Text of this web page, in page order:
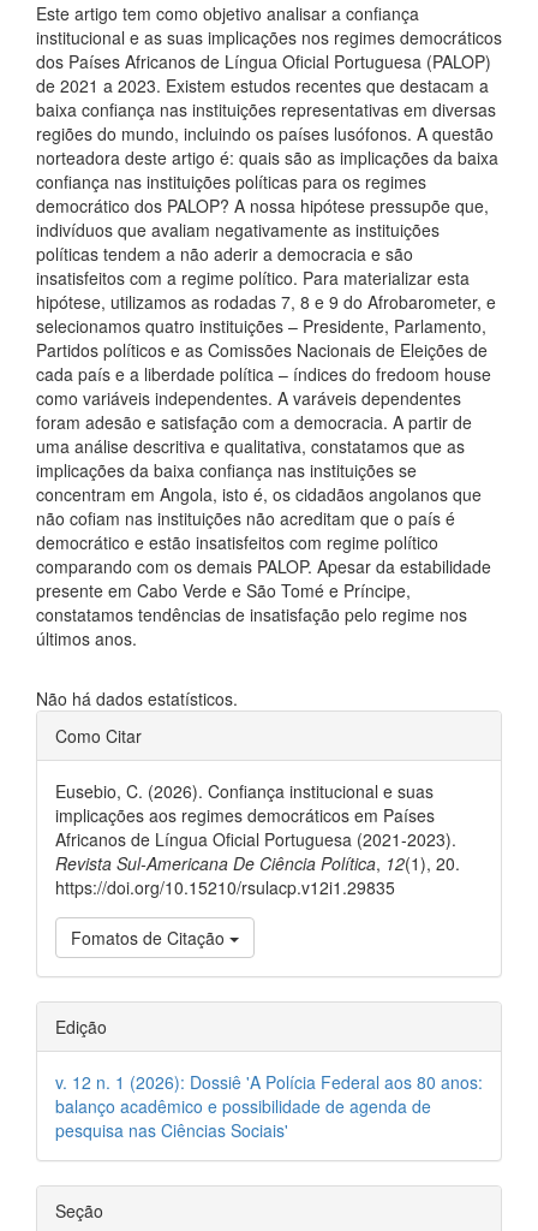
Este artigo tem como objetivo analisar a confiança
institucional e as suas implicações nos regimes democráticos
dos Países Africanos de Língua Oficial Portuguesa (PALOP)
de 2021 a 2023. Existem estudos recentes que destacam a
baixa confiança nas instituições representativas em diversas
regiões do mundo, incluindo os países lusófonos. A questão
norteadora deste artigo é: quais são as implicações da baixa
confiança nas instituições políticas para os regimes
democrático dos PALOP? A nossa hipótese pressupõe que,
indivíduos que avaliam negativamente as instituições
políticas tendem a não aderir a democracia e são
insatisfeitos com a regime político. Para materializar esta
hipótese, utilizamos as rodadas 7, 8 e 9 do Afrobarometer, e
selecionamos quatro instituições – Presidente, Parlamento,
Partidos políticos e as Comissões Nacionais de Eleições de
cada país e a liberdade política – índices do fredoom house
como variáveis independentes. A varáveis dependentes
foram adesão e satisfação com a democracia. A partir de
uma análise descritiva e qualitativa, constatamos que as
implicações da baixa confiança nas instituições se
concentram em Angola, isto é, os cidadãos angolanos que
não cofiam nas instituições não acreditam que o país é
democrático e estão insatisfeitos com regime político
comparando com os demais PALOP. Apesar da estabilidade
presente em Cabo Verde e São Tomé e Príncipe,
constatamos tendências de insatisfação pelo regime nos
últimos anos.
Não há dados estatísticos.
Como Citar
Eusebio, C. (2026). Confiança institucional e suas
implicações aos regimes democráticos em Países
Africanos de Língua Oficial Portuguesa (2021-2023).
Revista Sul-Americana De Ciência Política, 12(1), 20.
https://doi.org/10.15210/rsulacp.v12i1.29835
Fomatos de Citação
Edição
v. 12 n. 1 (2026): Dossiê 'A Polícia Federal aos 80 anos:
balanço acadêmico e possibilidade de agenda de
pesquisa nas Ciências Sociais'
Seção